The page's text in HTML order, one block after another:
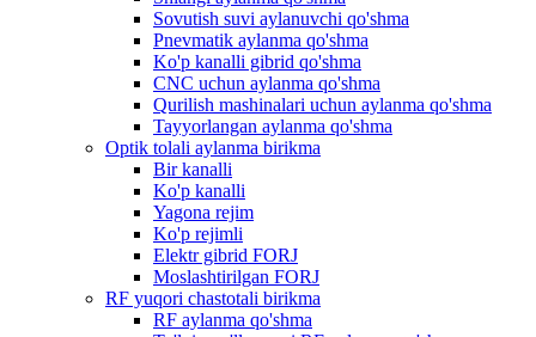
Sovutish suvi aylanuvchi qo'shma
Pnevmatik aylanma qo'shma
Ko'p kanalli gibrid qo'shma
CNC uchun aylanma qo'shma
Qurilish mashinalari uchun aylanma qo'shma
Tayyorlangan aylanma qo'shma
Optik tolali aylanma birikma
Bir kanalli
Ko'p kanalli
Yagona rejim
Ko'p rejimli
Elektr gibrid FORJ
Moslashtirilgan FORJ
RF yuqori chastotali birikma
RF aylanma qo'shma